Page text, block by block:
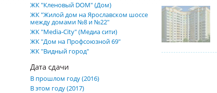
ЖК "Кленовый DOM" (Дом)
ЖК "Жилой дом на Ярославском шоссе
между домами №8 и №22"
ЖК "Media-City" (Медиа сити)
ЖК "Дом на Профсоюзной 69"
ЖК "Видный город"
Дата сдачи
В прошлом году (2016)
В этом году (2017)